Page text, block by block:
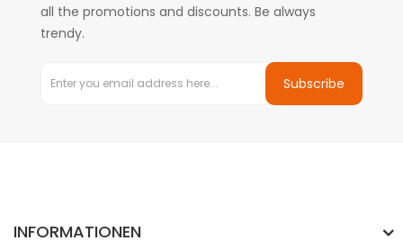
all the promotions and discounts. Be always
trendy.
Subscribe
INFORMATIONEN